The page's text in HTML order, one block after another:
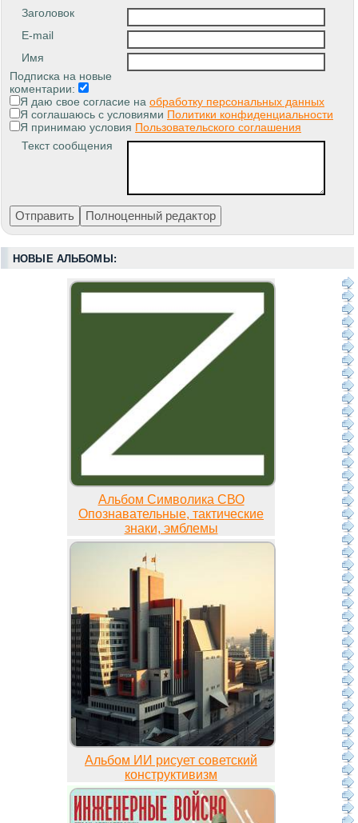
Заголовок
E-mail
Имя
Подписка на новые
коментарии:
Я даю свое согласие на обработку персональных данных
Я соглашаюсь с условиями Политики конфиденциальности
Я принимаю условия Пользовательского соглашения
Текст сообщения
НОВЫЕ АЛЬБОМЫ:
Альбом Символика СВО
Опознавательные, тактические
знаки, эмблемы
Альбом ИИ рисует советский
конструктивизм